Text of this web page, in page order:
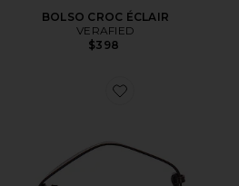
BOLSO CROC ÉCLAIR
VERAFIED
$398
Favorite BOLSO HOBO